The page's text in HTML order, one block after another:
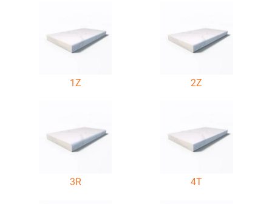
1Z 2Z
3R 4T